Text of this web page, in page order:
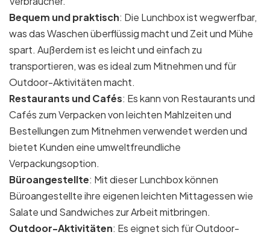
Bequem und praktisch: Die Lunchbox ist wegwerfbar,
was das Waschen überflüssig macht und Zeit und Mühe
spart. Außerdem ist es leicht und einfach zu
transportieren, was es ideal zum Mitnehmen und für
Outdoor-Aktivitäten macht.
Restaurants und Cafés: Es kann von Restaurants und
Cafés zum Verpacken von leichten Mahlzeiten und
Bestellungen zum Mitnehmen verwendet werden und
bietet Kunden eine umweltfreundliche
Verpackungsoption.
Büroangestellte: Mit dieser Lunchbox können
Büroangestellte ihre eigenen leichten Mittagessen wie
Salate und Sandwiches zur Arbeit mitbringen.
Outdoor-Aktivitäten: Es eignet sich für Outdoor-